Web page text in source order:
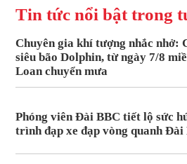
Tin tức nổi bật trong
Chuyên gia khí tượng nhắc nhở:
siêu bão Dolphin, từ ngày 7/8
Loan chuyển mưa
Phóng viên Đài BBC tiết lộ sức
trình đạp xe đạp vòng quanh Đài